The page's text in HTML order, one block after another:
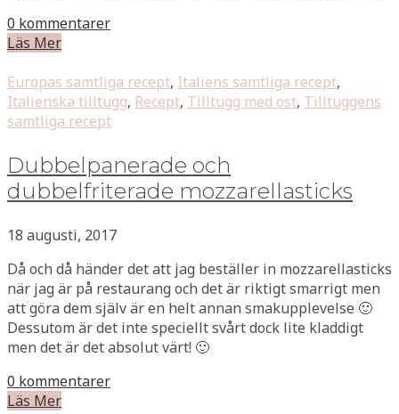
0 kommentarer
Läs Mer
Europas samtliga recept, Italiens samtliga recept,
Italienska tilltugg, Recept, Tilltugg med ost, Tilltuggens
samtliga recept
Dubbelpanerade och
dubbelfriterade mozzarellasticks
18 augusti, 2017
Då och då händer det att jag beställer in mozzarellasticks
när jag är på restaurang och det är riktigt smarrigt men
att göra dem själv är en helt annan smakupplevelse 🙂
Dessutom är det inte speciellt svårt dock lite kladdigt
men det är det absolut värt! 🙂
0 kommentarer
Läs Mer